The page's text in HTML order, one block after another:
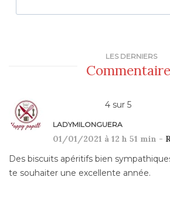
LES DERNIERS
4 sur 5
LADYMILONGUERA
01/01/2021 à 12 h 51 min -
Des biscuits apéritifs bien
te souhaiter une excellente année.